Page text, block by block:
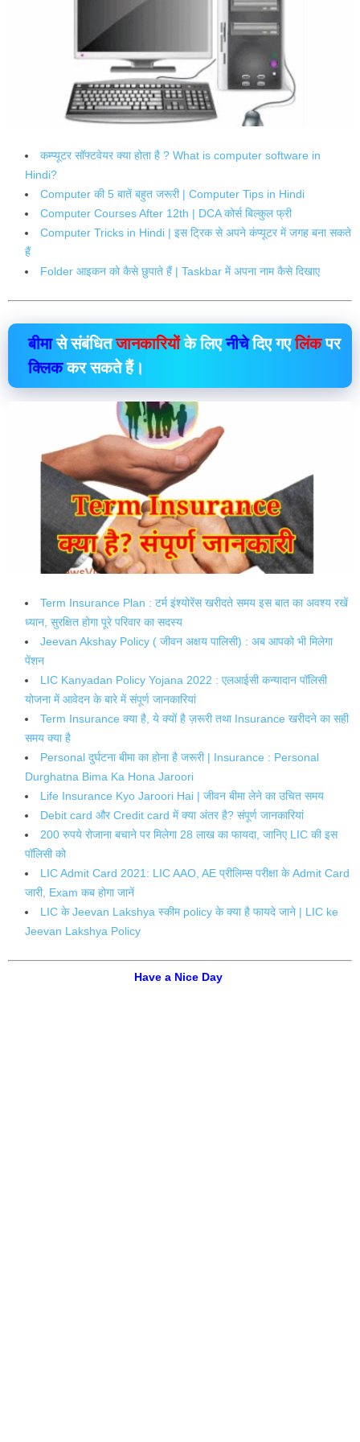
कम्प्यूटर सॉफ्टवेयर क्या होता है ? What is computer software in
Hindi?
Computer की 5 बातें बहुत जरूरी | Computer Tips in Hindi
Computer Courses After 12th | DCA कोर्स बिल्कुल फ्री
Computer Tricks in Hindi | इस ट्रिक से अपने कंप्यूटर में जगह बना सकते
हैं
Folder आइकन को कैसे छुपाते हैं | Taskbar में अपना नाम कैसे दिखाए
बीमासे संबंधितजानकारियोंके लिएनीचेदिए गएलिंकपर
क्लिककर सकते हैं।
Term Insurance Plan : टर्म इंश्योरेंस खरीदते समय इस बात का अवश्य रखें
ध्यान, सुरक्षित होगा पूरे परिवार का सदस्य
Jeevan Akshay Policy ( जीवन अक्षय पालिसी) : अब आपको भी मिलेगा
पेंशन
LIC Kanyadan Policy Yojana 2022 : एलआईसी कन्यादान पॉलिसी
योजना में आवेदन के बारे में संपूर्ण जानकारियां
Term Insurance क्या है, ये क्यों है ज़रूरी तथा Insurance खरीदने का सही
समय क्या है
Personal दुर्घटना बीमा का होना है जरूरी | Insurance : Personal
Durghatna Bima Ka Hona Jaroori
Life Insurance Kyo Jaroori Hai | जीवन बीमा लेने का उचित समय
Debit card और Credit card में क्या अंतर है? संपूर्ण जानकारियां
200 रुपये रोजाना बचाने पर मिलेगा 28 लाख का फायदा, जानिए LIC की इस
पॉलिसी को
LIC Admit Card 2021: LIC AAO, AE प्रीलिम्स परीक्षा के Admit Card
जारी, Exam कब होगा जानें
LIC के Jeevan Lakshya स्कीम policy के क्या है फायदे‌ जाने | LIC ke
Jeevan Lakshya Policy
Have a Nice Day